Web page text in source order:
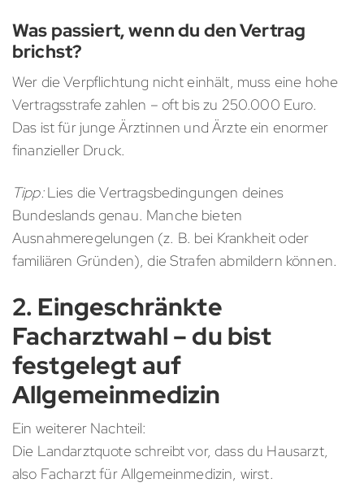
Was passiert, wenn du den Vertrag
brichst?
Wer die Verpflichtung nicht einhält, muss eine hohe
Vertragsstrafe zahlen – oft bis zu 250.000 Euro.
Das ist für junge Ärztinnen und Ärzte ein enormer
finanzieller Druck.
Tipp:Lies die Vertragsbedingungen deines
Bundeslands genau. Manche bieten
Ausnahmeregelungen (z. B. bei Krankheit oder
familiären Gründen), die Strafen abmildern können.
2. Eingeschränkte
Facharztwahl – du bist
festgelegt auf
Allgemeinmedizin
Ein weiterer Nachteil:
Die Landarztquote schreibt vor, dass du Hausarzt,
also Facharzt für Allgemeinmedizin, wirst.